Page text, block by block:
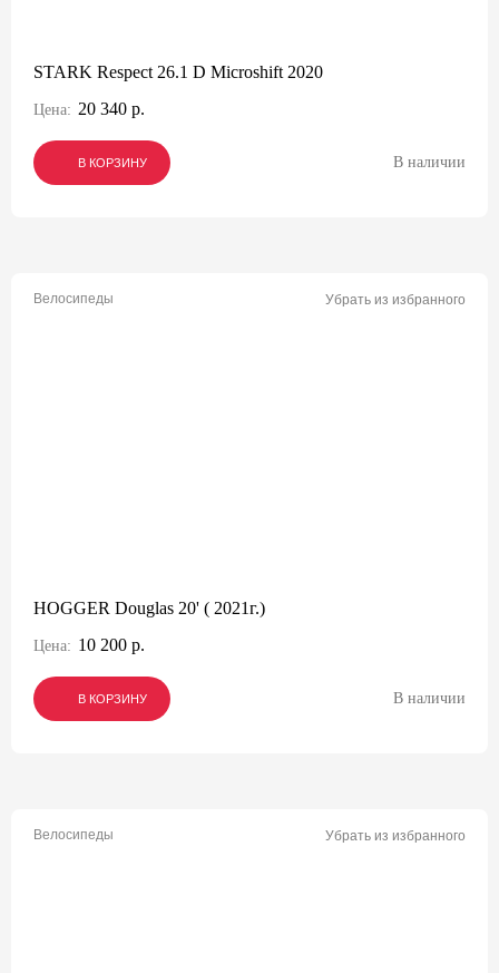
STARK Respect 26.1 D Microshift 2020
Цена: 20 340 р.
В КОРЗИНУ
В КОРЗИНУ
В КОРЗИНУ В наличии
Велосипеды Убрать из избранного
HOGGER Douglas 20' ( 2021г.)
Цена: 10 200 р.
В КОРЗИНУ
В КОРЗИНУ
В КОРЗИНУ В наличии
Велосипеды Убрать из избранного